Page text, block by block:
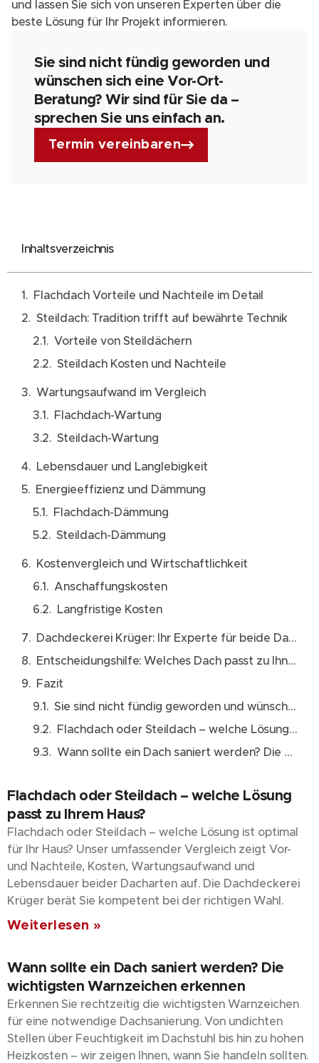
und lassen Sie sich von unseren Experten über die
beste Lösung für Ihr Projekt informieren.
Sie sind nicht fündig geworden und
wünschen sich eine Vor-Ort-
Beratung? Wir sind für Sie da –
sprechen Sie uns einfach an.
Termin vereinbaren
Inhaltsverzeichnis
Flachdach Vorteile und Nachteile im Detail
Steildach: Tradition trifft auf bewährte Technik
Vorteile von Steildächern
Steildach Kosten und Nachteile
Wartungsaufwand im Vergleich
Flachdach-Wartung
Steildach-Wartung
Lebensdauer und Langlebigkeit
Energieeffizienz und Dämmung
Flachdach-Dämmung
Steildach-Dämmung
Kostenvergleich und Wirtschaftlichkeit
Anschaffungskosten
Langfristige Kosten
Dachdeckerei Krüger: Ihr Experte für beide Dacharten
Entscheidungshilfe: Welches Dach passt zu Ihnen?
Fazit
Sie sind nicht fündig geworden und wünschen sich eine Vor-Ort-Beratung? Wir sind für Sie da – sprechen Sie uns einfach an.
Flachdach oder Steildach – welche Lösung passt zu Ihrem Haus?
Wann sollte ein Dach saniert werden? Die wichtigsten Warnzeichen erkennen
Flachdach oder Steildach – welche Lösung
passt zu Ihrem Haus?
Flachdach oder Steildach – welche Lösung ist optimal
für Ihr Haus? Unser umfassender Vergleich zeigt Vor-
und Nachteile, Kosten, Wartungsaufwand und
Lebensdauer beider Dacharten auf. Die Dachdeckerei
Krüger berät Sie kompetent bei der richtigen Wahl.
Weiterlesen »
Wann sollte ein Dach saniert werden? Die
wichtigsten Warnzeichen erkennen
Erkennen Sie rechtzeitig die wichtigsten Warnzeichen
für eine notwendige Dachsanierung. Von undichten
Stellen über Feuchtigkeit im Dachstuhl bis hin zu hohen
Heizkosten – wir zeigen Ihnen, wann Sie handeln sollten.